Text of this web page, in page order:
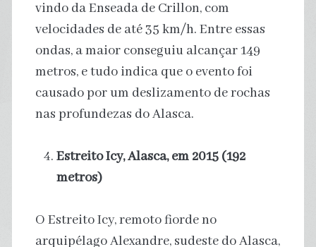
vindo da Enseada de Crillon, com
velocidades de até 35 km/h. Entre essas
ondas, a maior conseguiu alcançar 149
metros, e tudo indica que o evento foi
causado por um deslizamento de rochas
nas profundezas do Alasca.
Estreito Icy, Alasca, em 2015 (192
metros)
O Estreito Icy, remoto fiorde no
arquipélago Alexandre, sudeste do Alasca,